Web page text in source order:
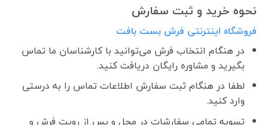
نحوه خرید و ثبت سفارش
فروشگاه اینترنتی فرش بست بافت
در هنگام انتخاب فرش می‌توانید با کارشناسان ما تماس
بگیرید و مشاوره رایگان دریافت کنید.
لطفا در هنگام ثبت سفارش اطلاعات تماس را به درستی
وارد کنید.
تسویه تمامی سفارشات در محل و پس از رویت فرش و